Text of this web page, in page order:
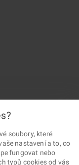
soubory, které
nastavení a to, co
fungovat nebo
typů cookies od vás